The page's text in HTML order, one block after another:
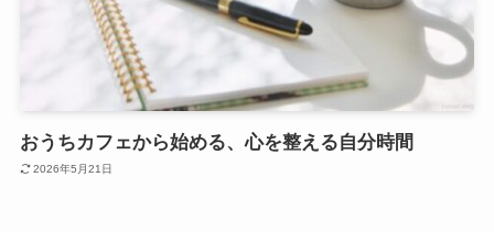
おうちカフェから始める、心を整える自分時間
2026年5月21日